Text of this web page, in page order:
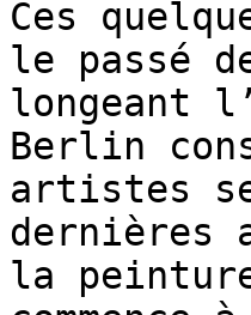
Ces
le passé
longeant
Berlin
artistes
dernières
la